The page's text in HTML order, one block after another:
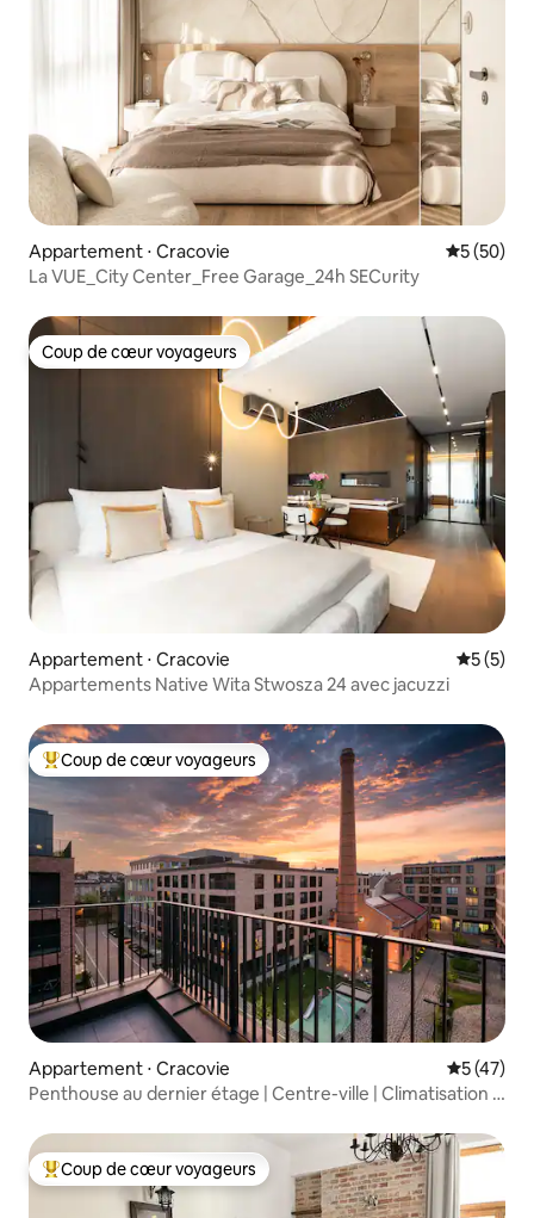
Appartement ⋅ Cracovie
5 (50)
La VUE_City Center_Free Garage_24h SECurity
Coup de cœur voyageurs
Coup de cœur voyageurs
Appartement ⋅ Cracovie
5 (5)
Appartements Native Wita Stwosza 24 avec jacuzzi
Coups de cœur voyageurs les plus appréciés
Coup de cœur voyageurs
Appartement ⋅ Cracovie
5 (47)
Penthouse au dernier étage | Centre-ville | Climatisation |
Coups de cœur voyageurs les plus appréciés
Coup de cœur voyageurs